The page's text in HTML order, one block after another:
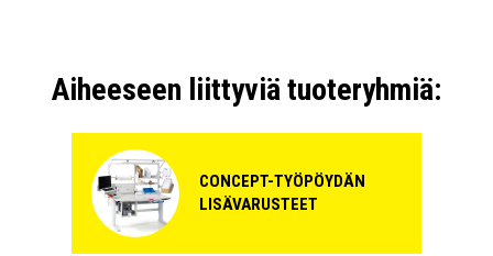
Aiheeseen liittyviä tuoteryhmiä:
CONCEPT-TYÖPÖYDÄN
LISÄVARUSTEET